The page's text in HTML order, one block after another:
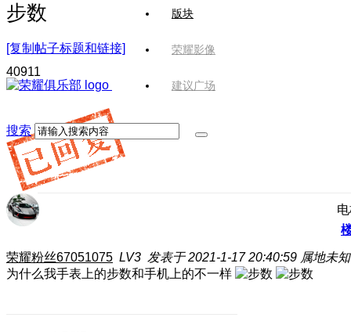
版块
荣耀影像
建议广场
搜索
步数
[复制帖子标题和链接]
40911
荣耀粉丝67051075 LV3 发表于 2021-1-17 20:40:59 属地未知
为什么我手表上的步数和手机上的不一样